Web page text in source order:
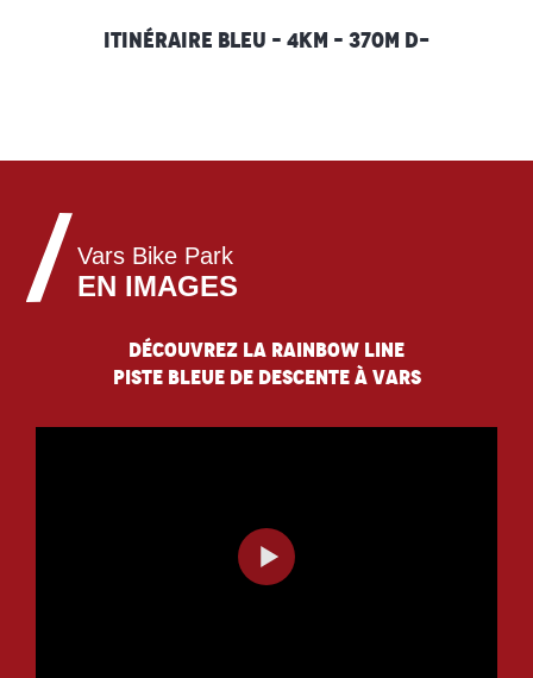
Red Rabbit
In the sky
On the rocks
Itinéraire bleu – 4km – 370m D-
Vars Bike Park
EN IMAGES
Découvrez la Rainbow line
Piste bleue de descente à Vars